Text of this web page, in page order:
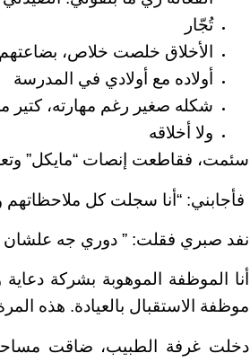
تُجّار
الأخلاق خلصت خلاص،
أولاده مع أولادي في المدرسة
شكله صغير رغم مهارته،
ولا أخلاقه
سئمت، فقاطعت إنصات “مايكل”
فأجابني: “أنا سجلت كل ملاحظاتهم
نفد صبري فقلت: ” دوري جه علشان
أنا الموظفة الموهوبة بشركة
موظفة الاستقبال بالعيادة. هذه
دخلت غرفة الطبيب، ضاقت